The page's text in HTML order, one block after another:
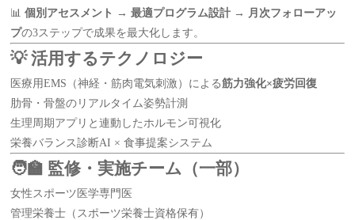
📊個別アセスメント → 最適プログラム設計 → 月次フォローアッ
プの3ステップで成果を最大化します。
💡 活用するテクノロジー
医療用EMS（神経・筋肉電気刺激）による筋力強化×疲労回復
肋骨・骨盤のリアルタイム姿勢計測
生理周期アプリと連動したホルモン可視化
栄養バランス診断AI × 食事提案システム
🧑‍🏫 監修・実施チーム（一部）
女性スポーツ医学専門医
管理栄養士（スポーツ栄養士資格保有）